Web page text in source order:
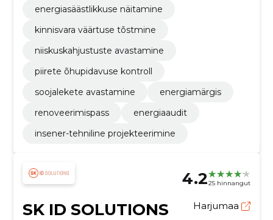
energiasäästlikkuse näitamine
kinnisvara väärtuse tõstmine
niiskuskahjustuste avastamine
piirete õhupidavuse kontroll
soojalekete avastamine
energiamärgis
renoveerimispass
energiaaudit
insener-tehniline projekteerimine
4.225 hinnangut
SK ID SOLUTIONS
Harjumaa